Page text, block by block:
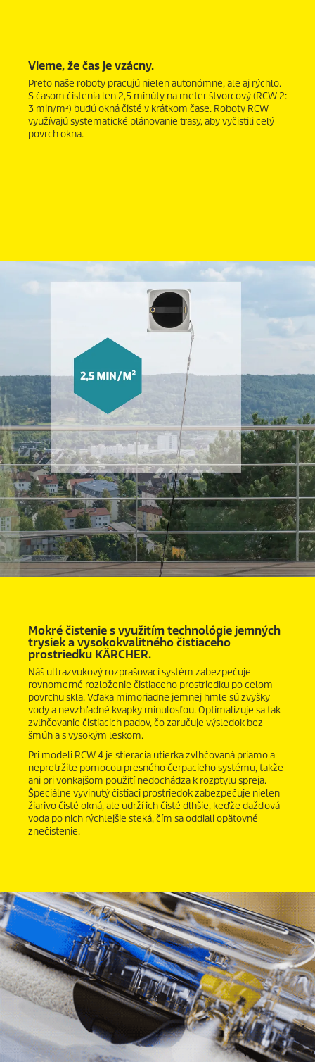
Vieme, že čas je vzácny.
Preto naše roboty pracujú nielen autonómne, ale aj rýchlo.
S časom čistenia len 2,5 minúty na meter štvorcový (RCW 2:
3 min/m²) budú okná čisté v krátkom čase. Roboty RCW
využívajú systematické plánovanie trasy, aby vyčistili celý
povrch okna.
Mokré čistenie s využitím technológie jemných
trysiek a vysokokvalitného čistiaceho
prostriedku KÄRCHER.
Náš ultrazvukový rozprašovací systém zabezpečuje
rovnomerné rozloženie čistiaceho prostriedku po celom
povrchu skla. Vďaka mimoriadne jemnej hmle sú zvyšky
vody a nevzhľadné kvapky minulosťou. Optimalizuje sa tak
zvlhčovanie čistiacich padov, čo zaručuje výsledok bez
šmúh a s vysokým leskom.
Pri modeli RCW 4 je stieracia utierka zvlhčovaná priamo a
nepretržite pomocou presného čerpacieho systému, takže
ani pri vonkajšom použití nedochádza k rozptylu spreja.
Špeciálne vyvinutý čistiaci prostriedok zabezpečuje nielen
žiarivo čisté okná, ale udrží ich čisté dlhšie, keďže dažďová
voda po nich rýchlejšie steká, čím sa oddiali opätovné
znečistenie.